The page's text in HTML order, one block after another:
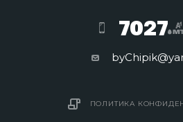
7027
ПОЛИТИКА